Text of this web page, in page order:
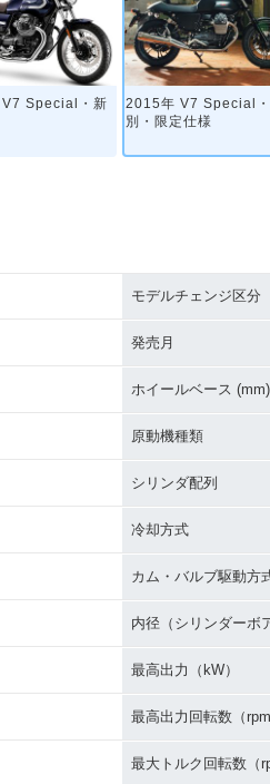
Special・新
2015年 V7 Special
別・限定仕様
モデルチェンジ区分
発売月
ホイールベース (mm)
原動機種類
シリンダ配列
冷却方式
カム・バルブ駆動方
内径（シリンダーボ
最高出力（kW）
最高出力回転数（rpm
最大トルク回転数（